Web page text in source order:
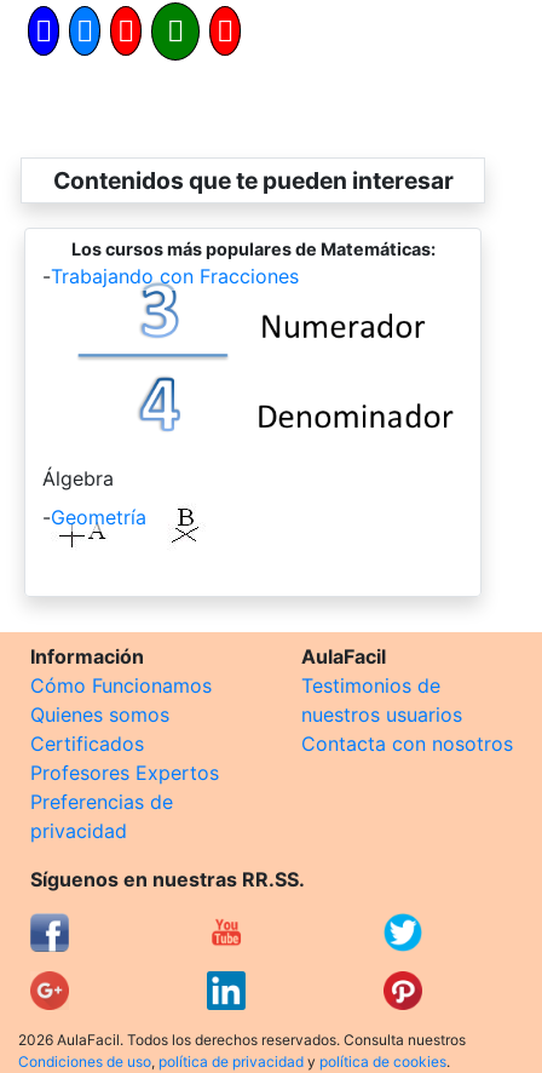
Contenidos que te pueden interesar
Los cursos más populares de Matemáticas:
-Trabajando con Fracciones
-
Álgebra
-Geometría
Información
Cómo Funcionamos
Quienes somos
Certificados
Profesores Expertos
Preferencias de
privacidad
AulaFacil
Testimonios de
nuestros usuarios
Contacta con nosotros
Síguenos en nuestras RR.SS.
2026 AulaFacil. Todos los derechos reservados. Consulta nuestros
Condiciones de uso, política de privacidad y política de cookies.